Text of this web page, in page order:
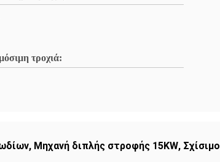
τροχιά:
, Μηχανή διπλής στροφής 15KW,